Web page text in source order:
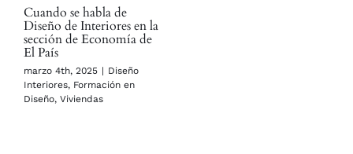
Cuando se habla de
Diseño de Interiores en la
sección de Economía de
El País
marzo 4th, 2025 | Diseño
Interiores, Formación en
Diseño, Viviendas